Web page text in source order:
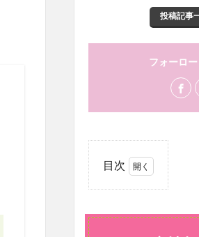
投稿記事
フォーロー
目次
限定